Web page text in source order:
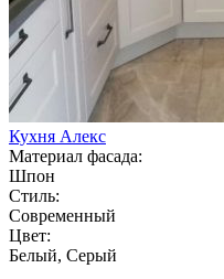
Кухня Алекс
Материал фасада:
Шпон
Стиль:
Современный
Цвет:
Белый, Серый